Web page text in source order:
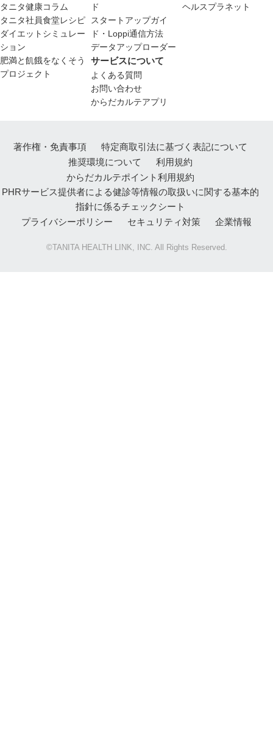
タニタ健康コラム
タニタ社員食堂レシピ
ダイエットシミュレー
ション
肥満と飢餓をなくそう
プロジェクト
ド
スタートアップガイ
ド・Loppi通信方法
データアップローダー
サービスについて
よくある質問
お問い合わせ
からだカルテアプリ
ヘルスプラネット
著作権・免責事項
特定商取引法に基づく表記について
推奨環境について
利用規約
からだカルテポイント利用規約
PHRサービス提供者による健診等情報の取扱いに関する基本的
指針に係るチェックシート
プライバシーポリシー
セキュリティ対策 企業情報
©TANITA HEALTH LINK, INC. All Rights Reserved.